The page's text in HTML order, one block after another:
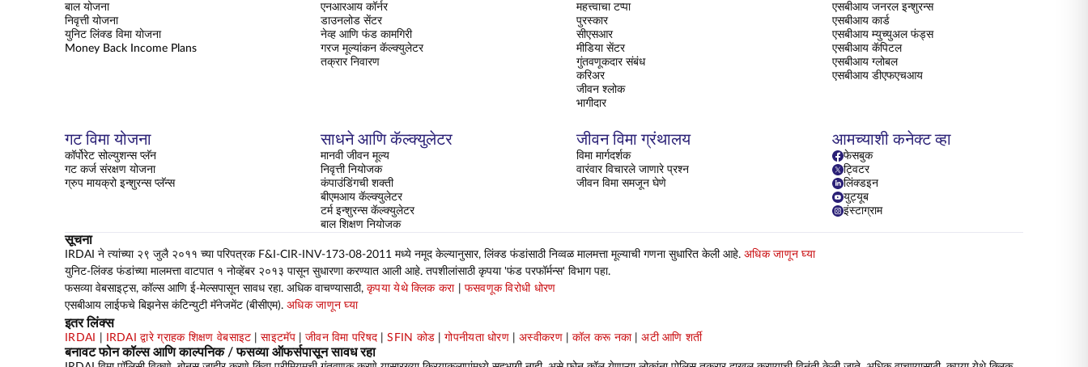
बाल योजना
निवृत्ती योजना
युनिट लिंक्ड विमा योजना
Money Back Income Plans
एनआरआय कॉर्नर
डाउनलोड सेंटर
नेव्ह आणि फंड कामगिरी
गरज मूल्यांकन कॅल्क्युलेटर
तक्रार निवारण
महत्त्वाचा टप्पा
पुरस्कार
सीएसआर
मीडिया सेंटर
गुंतवणूकदार संबंध
करिअर
जीवन श्लोक
भागीदार
एसबीआय जनरल इन्शुरन्स
एसबीआय कार्ड
एसबीआय म्युच्युअल फंड्स
एसबीआय कॅपिटल
एसबीआय ग्लोबल
एसबीआय डीएफएचआय
गट विमा योजना
कॉर्पोरेट सोल्युशन्स प्लॅन
गट कर्ज संरक्षण योजना
ग्रुप मायक्रो इन्शुरन्स प्लॅन्स
साधने आणि कॅल्क्युलेटर
मानवी जीवन मूल्य
निवृत्ती नियोजक
कंपाउंडिंगची शक्ती
बीएमआय कॅल्क्युलेटर
टर्म इन्शुरन्स कॅल्क्युलेटर
बाल शिक्षण नियोजक
जीवन विमा ग्रंथालय
विमा मार्गदर्शक
वारंवार विचारले जाणारे प्रश्न
जीवन विमा समजून घेणे
आमच्याशी कनेक्ट व्हा
फेसबुक
ट्विटर
लिंक्डइन
युट्यूब
इंस्टाग्राम
सूचना
IRDAI ने त्यांच्या २९ जुलै २०११ च्या परिपत्रक F&I-CIR-INV-173-08-2011 मध्ये नमूद केल्यानुसार, लिंक्ड फंडांसाठी निव्वळ मालमत्ता मूल्याची गणना सुधारित केली आहे. अधिक जाणून घ्या
युनिट-लिंक्ड फंडांच्या मालमत्ता वाटपात १ नोव्हेंबर २०१३ पासून सुधारणा करण्यात आली आहे. तपशीलांसाठी कृपया 'फंड परफॉर्मन्स' विभाग पहा.
फसव्या वेबसाइट्स, कॉल्स आणि ई-मेल्सपासून सावध रहा. अधिक वाचण्यासाठी, कृपया येथे क्लिक करा| फसवणूक विरोधी धोरण
एसबीआय लाईफचे बिझनेस कंटिन्युटी मॅनेजमेंट (बीसीएम). अधिक जाणून घ्या
इतर लिंक्स
IRDAI IRDAI द्वारे ग्राहक शिक्षण वेबसाइट |साइटमॅप| जीवन विमा परिषद |SFIN कोड |गोपनीयता धोरण |अस्वीकरण| कॉल करू नका|अटी आणि शर्ती
बनावट फोन कॉल्स आणि काल्पनिक / फसव्या ऑफर्सपासून सावध रहा